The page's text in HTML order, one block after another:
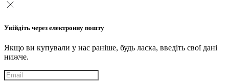
Увійдіть через електронну пошту
Якщо ви купували у нас раніше, будь ласка, введіть свої дані
нижче.